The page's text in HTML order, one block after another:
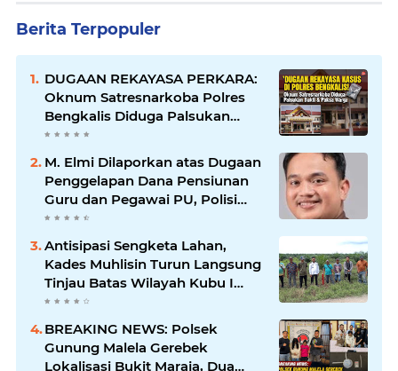
Berita Terpopuler
DUGAAN REKAYASA PERKARA:
Oknum Satresnarkoba Polres
Bengkalis Diduga Palsukan
Barang Bukti Hingga Paksa
Warga Hadir di TKP
M. Elmi Dilaporkan atas Dugaan
Penggelapan Dana Pensiunan
Guru dan Pegawai PU, Polisi
Pastikan Proses Hukum
Berjalan
Antisipasi Sengketa Lahan,
Kades Muhlisin Turun Langsung
Tinjau Batas Wilayah Kubu I
yang Diduga Diserobot PT Jatim
BREAKING NEWS: Polsek
Gunung Malela Gerebek
Lokalisasi Bukit Maraja, Dua